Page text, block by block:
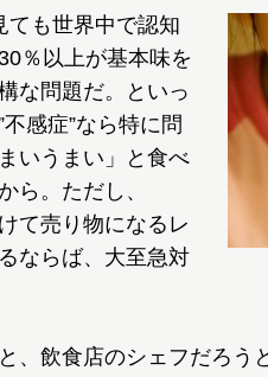
も世界中で認知
％以上が基本味を
な問題だ。といっ
感症”なら特に問
いうまい」と食べ
ら。ただし、
て売り物になるレ
ならば、大至急対
、飲食店のシェフだろう